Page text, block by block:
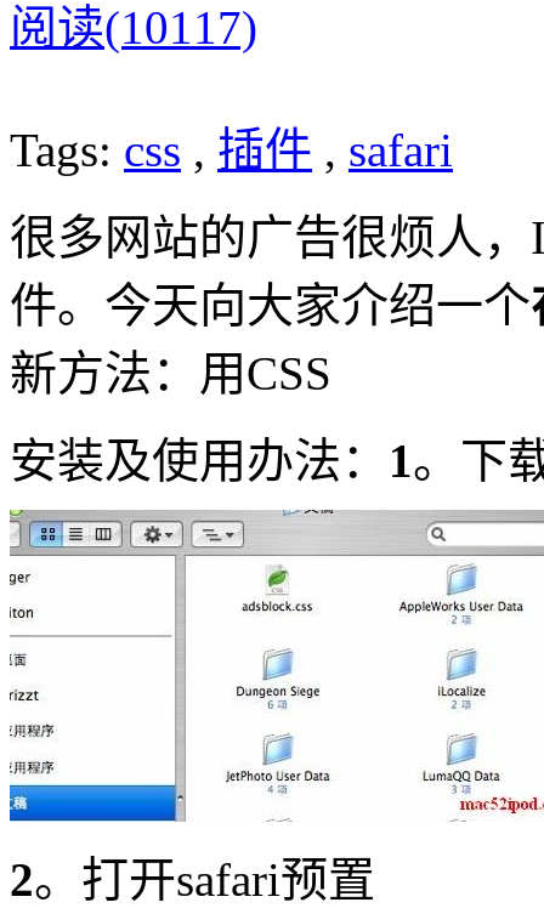
阅读(10117)
Tags: css , 插件 , safari
很多网站的广告很烦人
件。今天向大家介绍一个
新方法：用CSS
安装及使用办法： 1。下
2。打开safari预置